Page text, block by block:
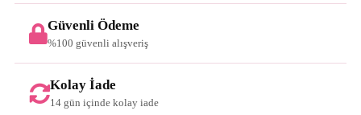
Güvenli Ödeme
%100 güvenli alışveriş
Kolay İade
14 gün içinde kolay iade